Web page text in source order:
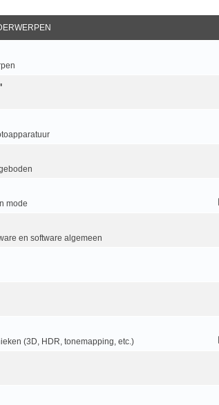
mode
en software algemeen
(3D, HDR, tonemapping, etc.)